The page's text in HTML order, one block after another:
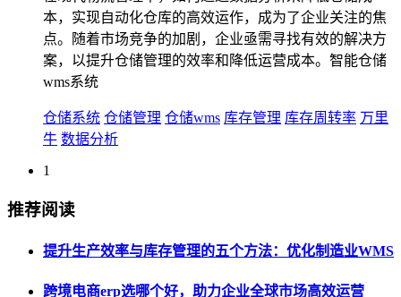
本，实现自动化仓库的高效运作，成为了企业关注的焦
点。随着市场竞争的加剧，企业亟需寻找有效的解决方
案，以提升仓储管理的效率和降低运营成本。智能仓储
wms系统
仓储系统 仓储管理 仓储wms 库存管理 库存周转率 万里
牛 数据分析
1
推荐阅读
提升生产效率与库存管理的五个方法：优化制造业WMS
跨境电商erp选哪个好，助力企业全球市场高效运营